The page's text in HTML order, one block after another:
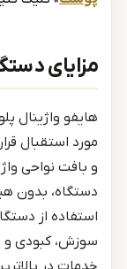
مزایای
مورد استقبال
و بافت نواحی
دستگاه، بدون
استفاده از
سوزش، کبودی و